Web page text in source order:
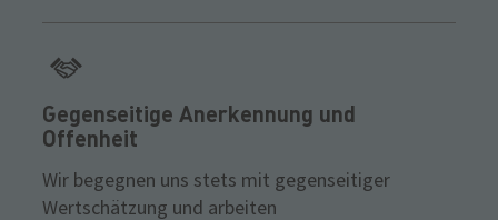
Gegenseitige Anerkennung und
Offenheit
Wir begegnen uns stets mit gegenseitiger
Wertschätzung und arbeiten